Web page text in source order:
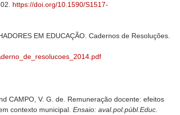
https://doi.org/10.1590/S1517-
EM EDUCAÇÃO. Cadernos de Resoluções.
CAMPO, V. G. de. Remuneração docente: efeitos
contexto municipal. Ensaio: aval.pol.públ.Educ.